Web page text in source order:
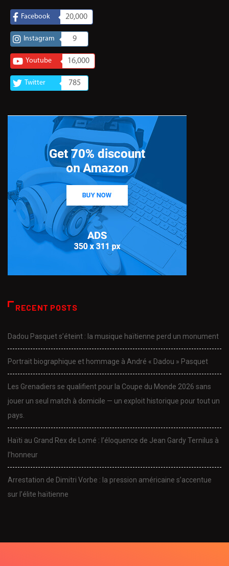
Facebook 20,000
Instagram 9
Youtube 16,000
Twitter 785
RECENT POSTS
Dadou Pasquet s’éteint : la musique haïtienne perd un monument
Portrait biographique et hommage à André « Dadou » Pasquet
Les Grenadiers se qualifient pour la Coupe du Monde 2026 sans
jouer un seul match à domicile — un exploit historique pour tout un
pays.
Haïti au Grand Rex de Lomé : l’éloquence de Jean Gardy Ternilus à
l’honneur
Arrestation de Dimitri Vorbe : la pression américaine s’accentue
sur l’élite haïtienne